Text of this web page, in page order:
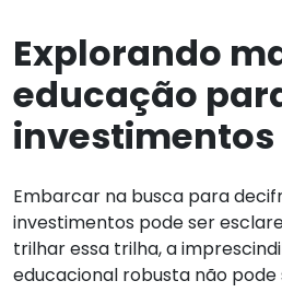
Explorando
educação
investimentos
Embarcar na busca para
investimentos pode ser
trilhar essa trilha, a
educacional robusta não pode